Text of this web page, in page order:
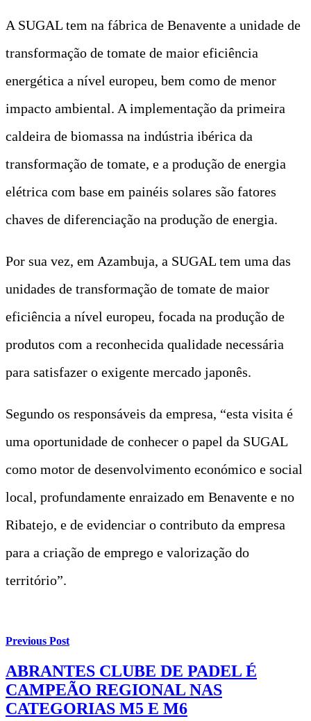
A SUGAL tem na fábrica de Benavente a unidade de
transformação de tomate de maior eficiência
energética a nível europeu, bem como de menor
impacto ambiental. A implementação da primeira
caldeira de biomassa na indústria ibérica da
transformação de tomate, e a produção de energia
elétrica com base em painéis solares são fatores
chaves de diferenciação na produção de energia.
Por sua vez, em Azambuja, a SUGAL tem uma das
unidades de transformação de tomate de maior
eficiência a nível europeu, focada na produção de
produtos com a reconhecida qualidade necessária
para satisfazer o exigente mercado japonês.
Segundo os responsáveis da empresa, “esta visita é
uma oportunidade de conhecer o papel da SUGAL
como motor de desenvolvimento económico e social
local, profundamente enraizado em Benavente e no
Ribatejo, e de evidenciar o contributo da empresa
para a criação de emprego e valorização do
território”.
Previous Post
ABRANTES CLUBE DE PADEL É
CAMPEÃO REGIONAL NAS
CATEGORIAS M5 E M6